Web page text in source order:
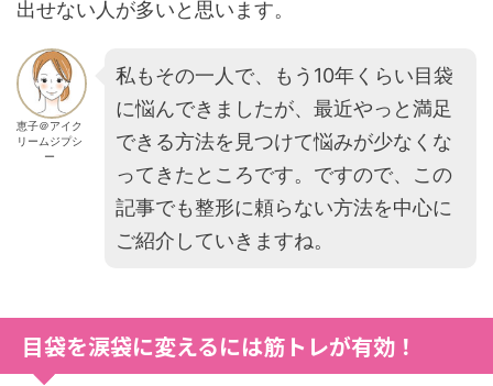
出せない人が多いと思います。
恵子＠アイク
リームジプシ
ー
私もその一人で、もう10年くらい目袋
に悩んできましたが、最近やっと満足
できる方法を見つけて悩みが少なくな
ってきたところです。ですので、この
記事でも整形に頼らない方法を中心に
ご紹介していきますね。
目袋を涙袋に変えるには筋トレが有効！